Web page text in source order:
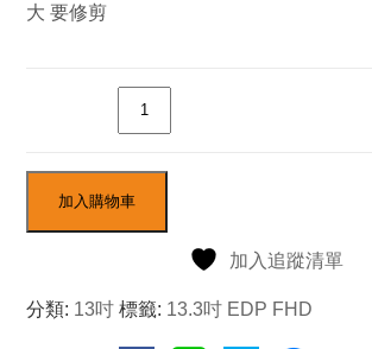
大 要修剪
加入購物車
加入追蹤清單
分類: 13吋 標籤: 13.3吋 EDP FHD